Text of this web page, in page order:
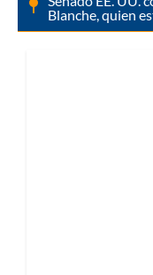
Blanche, quien